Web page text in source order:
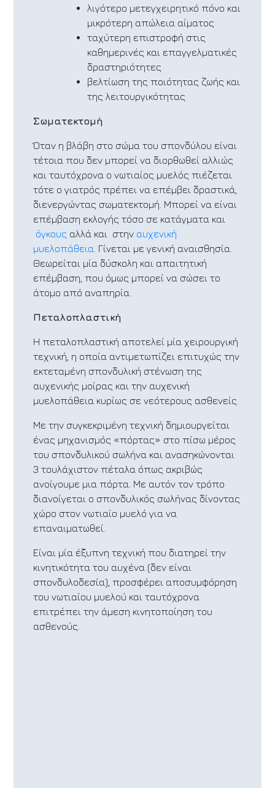
λιγότερο μετεγχειρητικό πόνο και
μικρότερη απώλεια αίματος
ταχύτερη επιστροφή στις
καθημερινές και επαγγελματικές
δραστηριότητες
βελτίωση της ποιότητας ζωής και
της λειτουργικότητας
Σωματεκτομή
Όταν η βλάβη στο σώμα του σπονδύλου είναι
τέτοια που δεν μπορεί να διορθωθεί αλλιώς
και ταυτόχρονα ο νωτιαίος μυελός πιέζεται
τότε ο γιατρός πρέπει να επέμβει δραστικά,
διενεργώντας σωματεκτομή. Μπορεί να είναι
επέμβαση εκλογής τόσο σε κατάγματα και
όγκους αλλά και στην αυχενική
μυελοπάθεια . Γίνεται με γενική αναισθησία.
Θεωρείται μία δύσκολη και απαιτητική
επέμβαση, που όμως μπορεί να σώσει το
άτομο από αναπηρία.
Πεταλοπλαστική
Η πεταλοπλαστική αποτελεί μία χειρουργική
τεχνική, η οποία αντιμετωπίζει επιτυχώς την
εκτεταμένη σπονδυλική στένωση της
αυχενικής μοίρας και την αυχενική
μυελοπάθεια κυρίως σε νεότερους ασθενείς.
Με την συγκεκριμένη τεχνική δημιουργείται
ένας μηχανισμός «πόρτας» στο πίσω μέρος
του σπονδυλικού σωλήνα και ανασηκώνονται
3 τουλάχιστον πέταλα όπως ακριβώς
ανοίγουμε μια πόρτα. Με αυτόν τον τρόπο
διανοίγεται ο σπονδυλικός σωλήνας δίνοντας
χώρο στον νωτιαίο μυελό για να
επαναιματωθεί.
Είναι μία έξυπνη τεχνική που διατηρεί την
κινητικότητα του αυχένα (δεν είναι
σπονδυλοδεσία), προσφέρει αποσυμφόρηση
του νωτιαίου μυελού και ταυτόχρονα
επιτρέπει την άμεση κινητοποίηση του
ασθενούς.